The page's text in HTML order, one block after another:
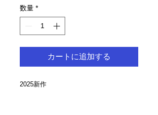
数量 *
カートに追加する
2025新作